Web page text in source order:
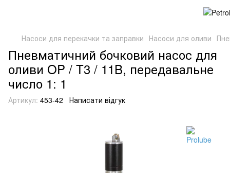
Насоси для перекачки та заправки Насоси для оливи
Пневматичний бочковий насос для
оливи OP / T3 / 11B, передавальне
число 1: 1
Артикул: 453-42 Написати відгук